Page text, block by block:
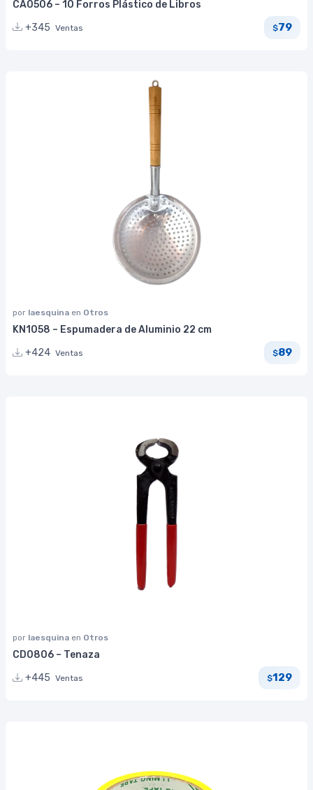
CA0506 – 10 Forros Plástico de Libros
+345 Ventas $79
por laesquina en Otros
KN1058 – Espumadera de Aluminio 22 cm
+424 Ventas $89
por laesquina en Otros
CD0806 – Tenaza
+445 Ventas $129